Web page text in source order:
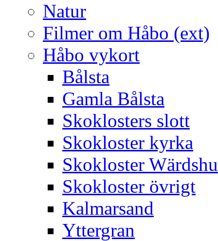
Natur
Filmer om Håbo (ext)
Håbo vykort
Bålsta
Gamla Bålsta
Skoklosters slott
Skokloster kyrka
Skokloster
Skokloster övrigt
Kalmarsand
Yttergran